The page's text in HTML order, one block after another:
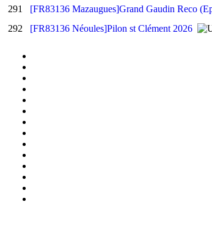
291
[FR83136 Mazaugues]Grand Gaudin Reco
292
[FR83136 Néoules]Pilon st Clément 2026